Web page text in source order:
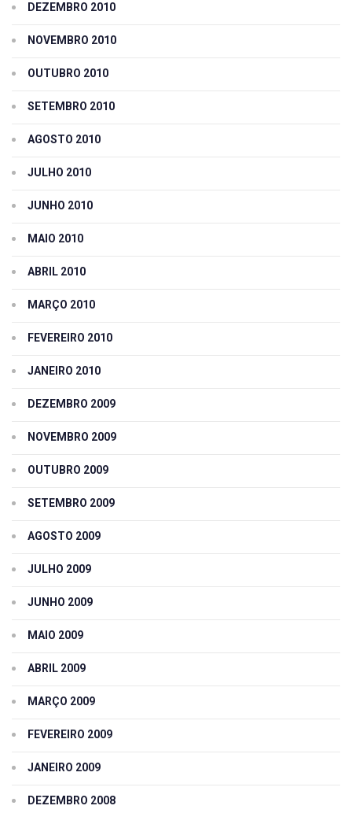
DEZEMBRO 2010
NOVEMBRO 2010
OUTUBRO 2010
SETEMBRO 2010
AGOSTO 2010
JULHO 2010
JUNHO 2010
MAIO 2010
ABRIL 2010
MARÇO 2010
FEVEREIRO 2010
JANEIRO 2010
DEZEMBRO 2009
NOVEMBRO 2009
OUTUBRO 2009
SETEMBRO 2009
AGOSTO 2009
JULHO 2009
JUNHO 2009
MAIO 2009
ABRIL 2009
MARÇO 2009
FEVEREIRO 2009
JANEIRO 2009
DEZEMBRO 2008